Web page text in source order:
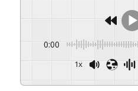
0:00
1x